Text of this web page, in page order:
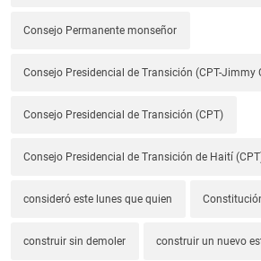
Consejo Permanente monseñor
Consejo Presidencial de Transición (CPT-Jimmy
Consejo Presidencial de Transición (CPT)
Consejo Presidencial de Transición de Haití
consideró este lunes que quien
construir sin demoler construir un nuevo